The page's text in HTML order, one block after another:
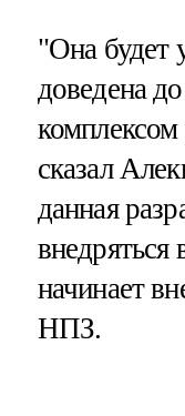
"Она будет
доведена
сказал
данная
начинает
НПЗ.